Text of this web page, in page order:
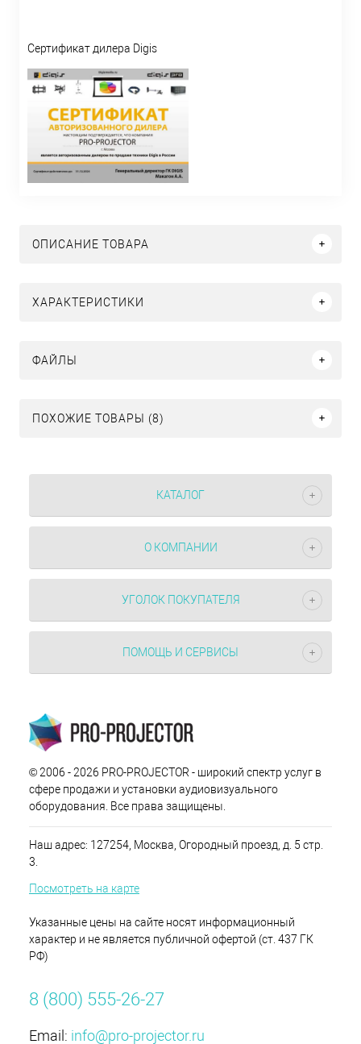
Сертификат дилера Digis
ОПИСАНИЕ ТОВАРА
ХАРАКТЕРИСТИКИ
ФАЙЛЫ
ПОХОЖИЕ ТОВАРЫ (8)
КАТАЛОГ
О КОМПАНИИ
УГОЛОК ПОКУПАТЕЛЯ
ПОМОЩЬ И СЕРВИСЫ
© 2006 - 2026 PRO-PROJECTOR - широкий спектр услуг в
сфере продажи и установки аудиовизуального
оборудования. Все права защищены.
Наш адрес: 127254, Москва, Огородный проезд, д. 5 стр.
3.
Посмотреть на карте
Указанные цены на сайте носят информационный
характер и не является публичной офертой (ст. 437 ГК
РФ)
8 (800) 555-26-27
Email: info@pro-projector.ru